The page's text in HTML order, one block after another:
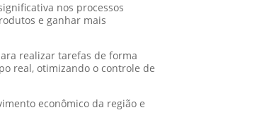
nos processos
e ganhar mais
realizar tarefas de forma
real, otimizando o controle de
econômico da região e